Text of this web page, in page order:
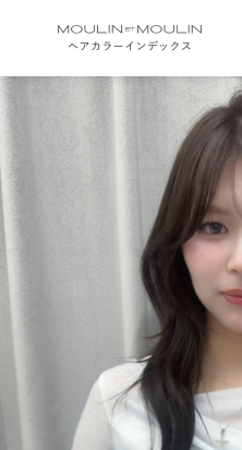
BRAND ブランド
ネイチャーディープカラー
ネイチャーディープ スピ
明るさ
BLEACH ブリーチ